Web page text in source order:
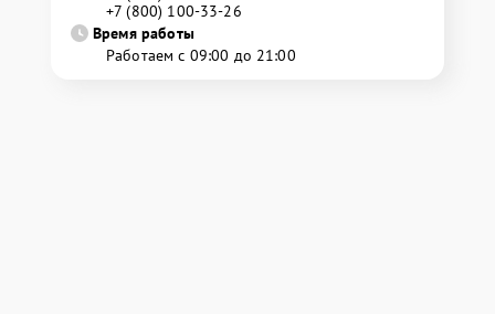
+7 (800) 100-33-26
Время работы
Работаем с 09:00 до 21:00